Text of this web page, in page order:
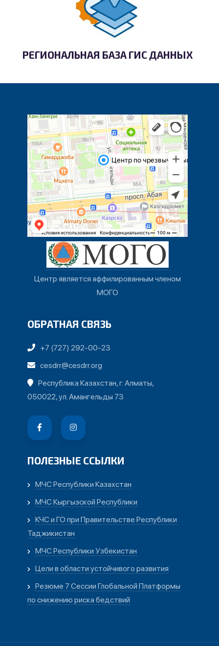
РЕГИОНАЛЬНАЯ БАЗА ГИС ДАННЫХ
Центр является аффилированным членом
МОГО
ОБРАТНАЯ СВЯЗЬ
+7 (727) 292-00-23
cesdrr@cesdrr.org
Республика Казахстан, г. Алматы,
050022, ул. Амангельды 73
ПОЛЕЗНЫЕ ССЫЛКИ
МЧС Республики Казахстан
МЧС Кыргызской Республики
КЧС и ГО при Правительстве Республики
Таджикистан
МЧС Республики Узбекистан
Цели в области устойчивого развития
Резюме 7 Сессии Глобальной Платформы
по снижению риска бедствий